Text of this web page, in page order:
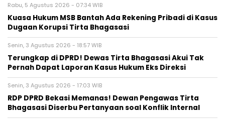
Rabu, 5 Agustus 2026 - 07:34 WIB
Kuasa Hukum MSB Bantah Ada Rekening Pribadi di Kasus
Dugaan Korupsi Tirta Bhagasasi
Senin, 3 Agustus 2026 - 18:57 WIB
Terungkap di DPRD! Dewas Tirta Bhagasasi Akui Tak
Pernah Dapat Laporan Kasus Hukum Eks Direksi
Senin, 3 Agustus 2026 - 17:03 WIB
RDP DPRD Bekasi Memanas! Dewan Pengawas Tirta
Bhagasasi Diserbu Pertanyaan soal Konflik Internal